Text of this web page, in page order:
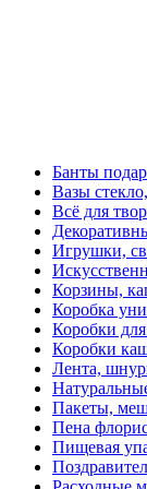
Банты
Вазы
Всё для
Игрушки,
Корзины,
Коробка
Коробки
Коробки
Лента,
Пакеты,
Пена
Пищевая